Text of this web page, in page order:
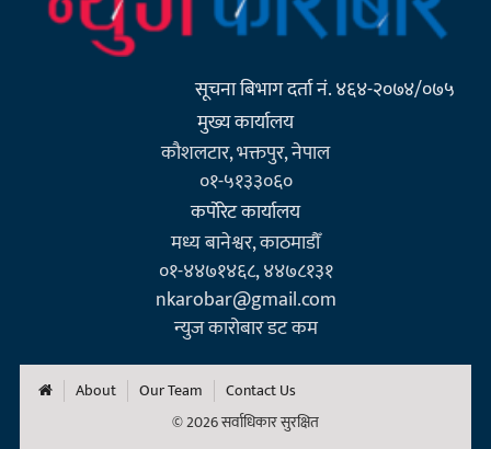
सूचना बिभाग दर्ता नं. ४६४-२०७४/०७५
मुख्य कार्यालय
कौशलटार, भक्तपुर, नेपाल
०१-५१३३०६०
कर्पाेरेट कार्यालय
मध्य बानेश्वर, काठमाडौँ
०१-४४७१४६८, ४४७८१३१
nkarobar@gmail.com
न्युज कारोबार डट कम
About Our Team
Contact Us
© 2026 सर्वाधिकार सुरक्षित